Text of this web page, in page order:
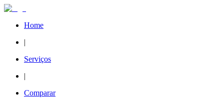
Home
|
Serviços
|
Comparar